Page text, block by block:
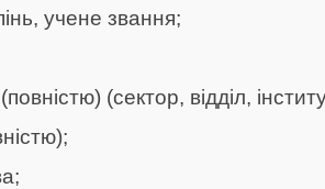
учене звання;
(сектор, відділ,